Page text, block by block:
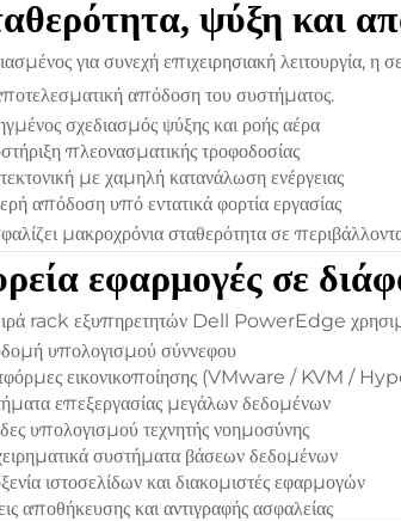
ψύξη και
για συνεχή επιχειρησιακή
απόδοση του συστήματος.
σχεδιασμός ψύξης και ροής αέρα
πλεονασματικής τροφοδοσίας
με χαμηλή κατανάλωση ενέργειας
απόδοση υπό εντατικά φορτία εργασίας
μακροχρόνια σταθερότητα σε
εφαρμογές σε
rack εξυπηρετητών Dell PowerEdge
υπολογισμού σύννεφου
εικονικοποίησης (VMware / KVM /
επεξεργασίας μεγάλων δεδομένων
υπολογισμού τεχνητής νοημοσύνης
συστήματα βάσεων δεδομένων
ιστοσελίδων και διακομιστές εφαρμογών
αποθήκευσης και αντιγραφής ασφαλείας